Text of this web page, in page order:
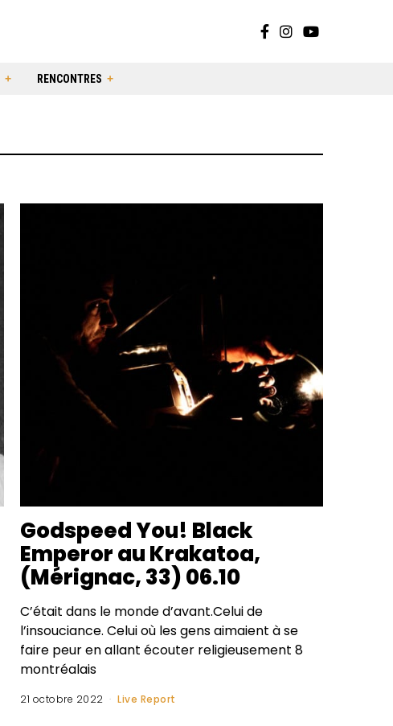
RENCONTRES
Godspeed You! Black
Emperor au Krakatoa,
(Mérignac, 33) 06.10
C’était dans le monde d’avant.Celui de
l’insouciance. Celui où les gens aimaient à se
faire peur en allant écouter religieusement 8
montréalais
21 octobre 2022 Live Report